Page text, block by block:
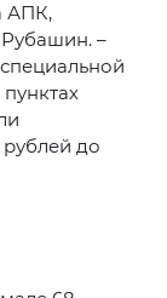
АПК,
–
до